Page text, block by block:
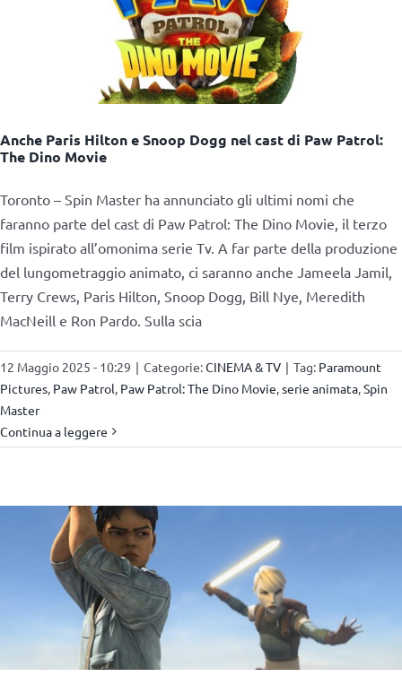
Anche Paris Hilton e Snoop Dogg nel cast di Paw Patrol:
The Dino Movie
Toronto – Spin Master ha annunciato gli ultimi nomi che
faranno parte del cast di Paw Patrol: The Dino Movie, il terzo
film ispirato all’omonima serie Tv. A far parte della produzione
del lungometraggio animato, ci saranno anche Jameela Jamil,
Terry Crews, Paris Hilton, Snoop Dogg, Bill Nye, Meredith
MacNeill e Ron Pardo. Sulla scia
12 Maggio 2025 - 10:29 | Categorie:CINEMA & TV | Tag: Paramount
Pictures, Paw Patrol, Paw Patrol: The Dino Movie,serie animata,Spin
Master
Continua a leggere